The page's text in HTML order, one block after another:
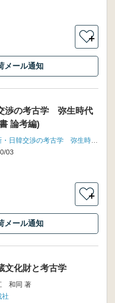
＋
メール通知
渉の考古学 弥生時代
論考編)
「新・日韓交渉の考古学 弥生時代」研究会 「新・韓日交渉の考古学 青銅器～原三国時代」研究会
03
＋
メール通知
化財と考古学
和同 著
社